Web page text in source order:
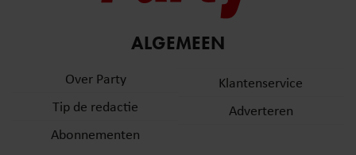
ALGEMEEN
Over Party
Tip de redactie
Abonnementen
Klantenservice
Adverteren